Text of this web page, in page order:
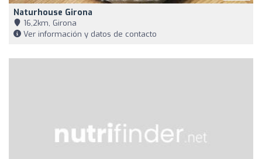
Naturhouse Girona
16,2km, Girona
Ver información y datos de contacto